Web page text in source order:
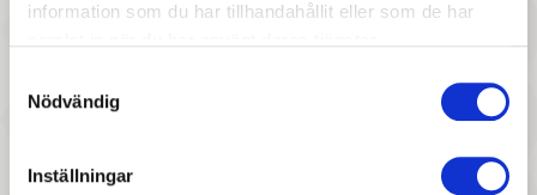
information som du har tillhandahållit eller som de har
Nödvändig
Inställningar
Djeco - Spooky Boo !
Djeco - Playing cards